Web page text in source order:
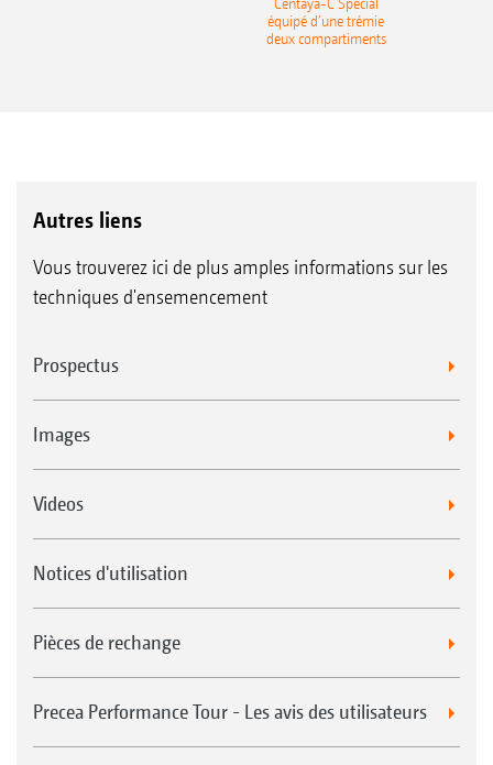
équipé d’une trémie
deux compartiments
Autres liens
Vous trouverez ici de plus amples informations sur les
techniques d'ensemencement
Prospectus
Images
Videos
Notices d'utilisation
Pièces de rechange
Precea Performance Tour - Les avis des utilisateurs